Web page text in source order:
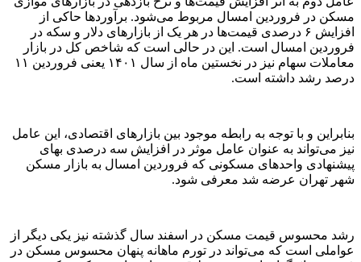
مسکن در فروردین امسال مربوط می‌شود. برآوردها حاکی از
افزایش ۶ درصدی قیمت‌‌ها در هر یک از بازارهای دلار و سکه در
فروردین امسال است. این در حالی است که شاخص کل در بازار
معاملات سهام نیز در نخستین ماه از سال ۱۴۰۱ یعنی فروردین ۱۱
درصد رشد داشته است.
بنابراین و با توجه به رابطه موجود بین بازارهای اقتصادی، این عامل
نیز می‌تواند به عنوان عامل موثر در افزایش سه درصدی بهای
پیشنهادی واحدهای مسکونی که فروردین امسال به بازار مسکن
شهر تهران عرضه شد معرفی شود.
رشد محسوس قیمت مسکن در اسفند سال گذشته نیز یکی دیگر از
عواملی است که می‌تواند در تورم ماهانه پنهان محسوس مسکن در